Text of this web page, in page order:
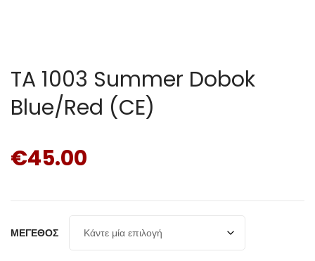
TA 1003 Summer Dobok
Blue/Red (CE)
€45.00
ΜΈΓΕΘΟΣ